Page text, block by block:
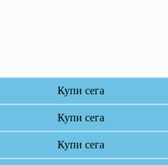
Купи сега
Купи сега
Купи сега